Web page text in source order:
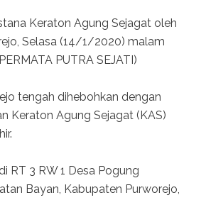
Keraton Agung Sejagat oleh
Selasa (14/1/2020) malam
PUTRA SEJATI)
tengah dihebohkan dengan
Keraton Agung Sejagat (KAS)
RT 3 RW 1 Desa Pogung
Bayan, Kabupaten Purworejo,